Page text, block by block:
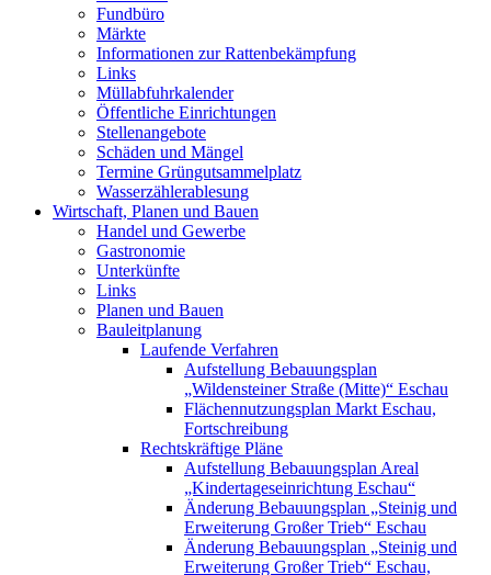
Fundbüro
Märkte
Informationen zur Rattenbekämpfung
Links
Müllabfuhrkalender
Öffentliche Einrichtungen
Stellenangebote
Schäden und Mängel
Termine Grüngutsammelplatz
Wasserzählerablesung
Wirtschaft, Planen und Bauen
Handel und Gewerbe
Gastronomie
Unterkünfte
Links
Planen und Bauen
Bauleitplanung
Laufende Verfahren
Aufstellung Bebauungsplan
„Wildensteiner Straße (Mitte)“ Eschau
Flächennutzungsplan Markt Eschau,
Fortschreibung
Rechtskräftige Pläne
Aufstellung Bebauungsplan Areal
„Kindertageseinrichtung Eschau“
Änderung Bebauungsplan „Steinig und
Erweiterung Großer Trieb“ Eschau
Änderung Bebauungsplan „Steinig und
Erweiterung Großer Trieb“ Eschau,